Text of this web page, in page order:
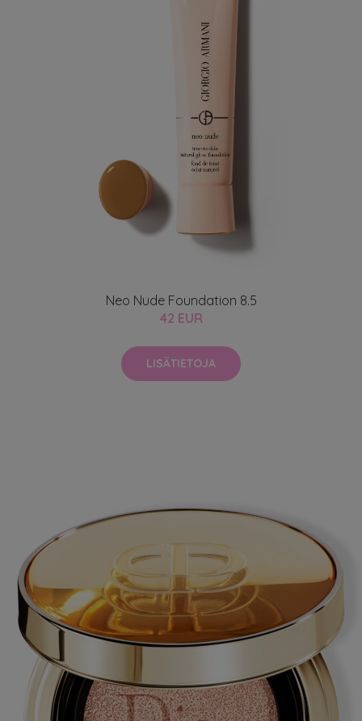
Neo Nude Foundation 8.5
42 EUR
LISÄTIETOJA